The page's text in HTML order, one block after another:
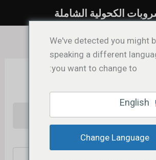
Sign Up
We've detected you might
speaking a different
you want to change to:
Change Language
الكحولية الشاملة